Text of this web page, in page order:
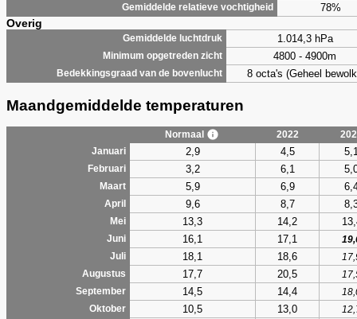
Gemiddelde relatieve vochtigheid 78%
Overig
Gemiddelde luchtdruk 1.014,3 hPa
Minimum opgetreden zicht 4800 - 4900m
Bedekkingsgraad van de bovenlucht 8 octa's (Geheel
Maandgemiddelde temperaturen
Normaal 2022
Januari
2,9 4,5
Februari 3,2 6,1
Maart 5,9 6,9
April 9,6 8,7
Mei 13,3 14,2
Juni 16,1 17,1
Juli
18,1 18,6
Augustus
17,7 20,5
September
14,5 14,4
Oktober
10,5 13,0